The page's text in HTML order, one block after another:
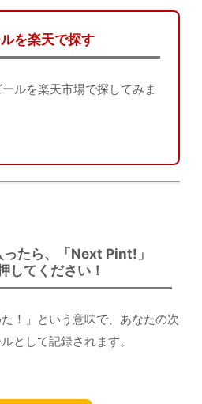
を楽天で探す
ルを楽天市場で探してみま
ったら、「Next Pint!」
してください！
！」という意味で、あなたの次
として記録されます。